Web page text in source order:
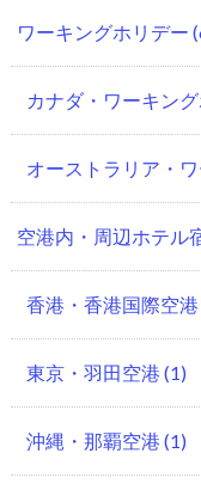
ワーキングホリデー
カナダ・ワーキン
オーストラリア・
空港内・周辺ホテル
香港・香港国際空港
東京・羽田空港 (1)
沖縄・那覇空港 (1)